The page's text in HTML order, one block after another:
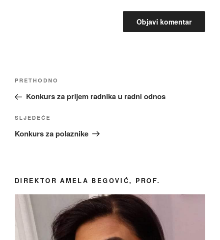
Navigacija
Prethodni
članak:
PRETHODNO
Konkurs za prijem radnika u radni odnos
Sljedeća
Objava
SLJEDEĆE
Konkurs za polaznike
DIREKTOR AMELA BEGOVIĆ, PROF.